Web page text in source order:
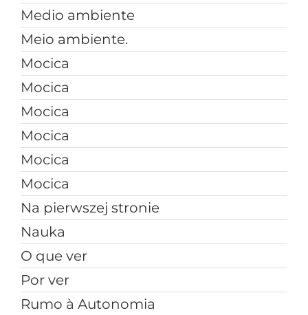
Medio ambiente
Meio ambiente.
Mocica
Mocica
Mocica
Mocica
Mocica
Mocica
Na pierwszej stronie
Nauka
O que ver
Por ver
Rumo à Autonomia